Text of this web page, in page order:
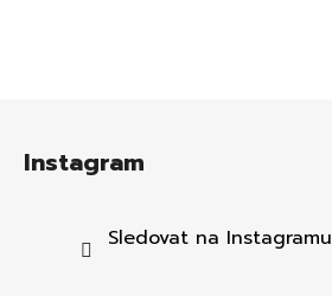
Instagram
Sledovat na Instagramu